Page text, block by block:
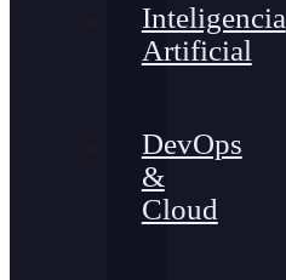
Inteligencia
Artificial
DevOps
&
Cloud